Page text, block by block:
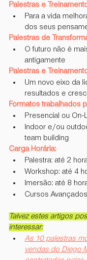
Palestras e
Para a vida
dos seus
Palestras de
O futuro não é
antigamente
Palestras e
Um novo eixo da
resultados e
Formatos trabalhados
Presencial ou On-
Indoor e/ou
team building
Carga Horária:
Palestra: até 2
Workshop: até 4
Imersão: até 8
Cursos
Talvez estes artigos
interessar:
As 10 palestras
vendas do Diego